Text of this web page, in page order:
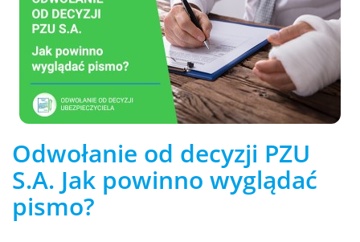
Odwołanie od decyzji PZU
S.A. Jak powinno wyglądać
pismo?